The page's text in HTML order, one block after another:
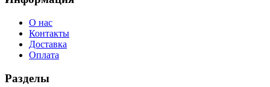
О нас
Контакты
Доставка
Оплата
Разделы